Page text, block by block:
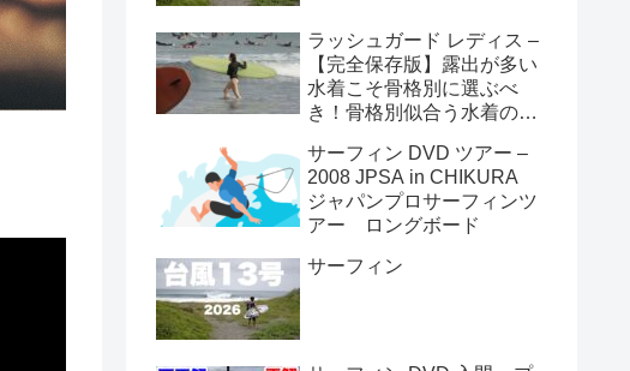
ラッシュガード レディス –
【完全保存版】露出が多い
水着こそ骨格別に選ぶべ
き！骨格別似合う水着の選
サーフィン DVD ツアー –
2008 JPSA in CHIKURA
ジャパンプロサーフィンツ
アー ロングボード
サーフィン